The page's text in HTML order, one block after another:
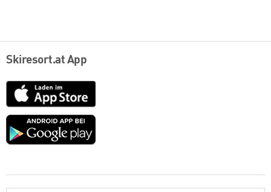
Skiresort.at App
App
Store
Google